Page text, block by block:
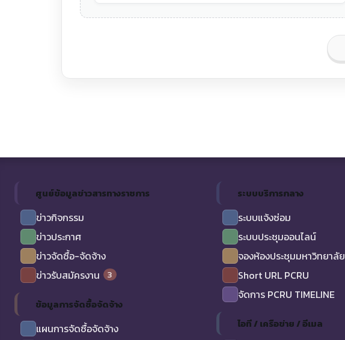
ศูนย์ข้อมูลข่าวสารทางราชการ
ข่าวกิจกรรม
ข่าวประกาศ
ข่าวจัดซื้อ-จัดจ้าง
ข่าวรับสมัครงาน
3
ข้อมูลการจัดซื้อจัดจ้าง
แผนการจัดซื้อจัดจ้าง
ระบบบริการกลาง
ระบบแจ้งซ่อม
ระบบประชุมออนไลน์
จองห้องประชุมมหาวิทยาลัย
Short URL PCRU
จัดการ PCRU TIMELINE
ไอที / เครือข่าย / อีเมล